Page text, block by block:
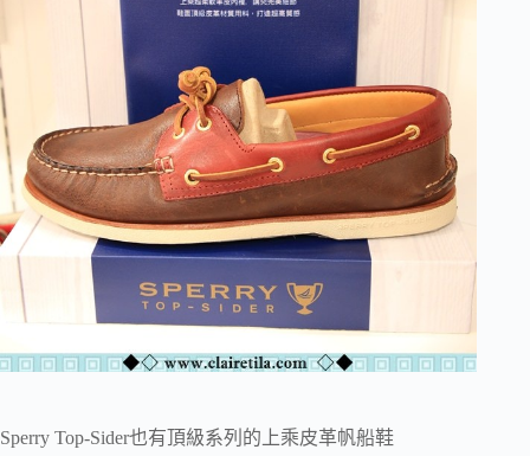
Sperry Top-Sider也有頂級系列的上乘皮革帆船鞋